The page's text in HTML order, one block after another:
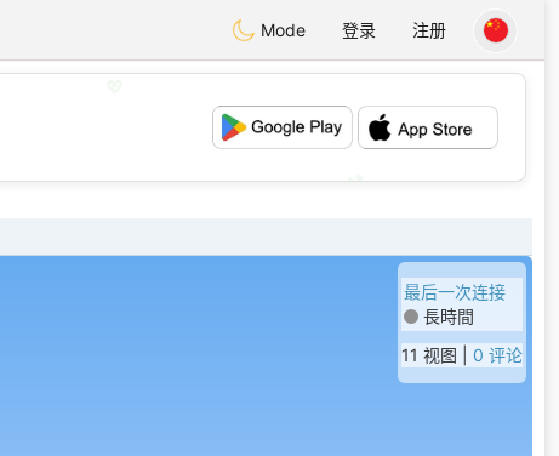
Mode 登录 注册
最后一次连接
長時間
11 视图 | 0 评论